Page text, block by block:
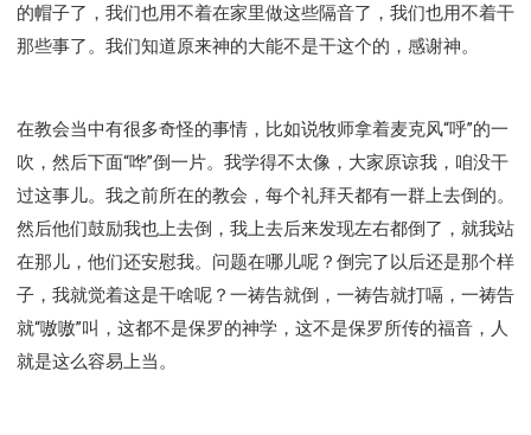
的帽子了，我们也用不着在家里做这些隔音了，我们也用不着干
那些事了。我们知道原来神的大能不是干这个的，感谢神。
在教会当中有很多奇怪的事情，比如说牧师拿着麦克风“呼”的一
吹，然后下面“哗”倒一片。我学得不太像，大家原谅我，咱没干
过这事儿。我之前所在的教会，每个礼拜天都有一群上去倒的。
然后他们鼓励我也上去倒，我上去后来发现左右都倒了，就我站
在那儿，他们还安慰我。问题在哪儿呢？倒完了以后还是那个样
子，我就觉着这是干啥呢？一祷告就倒，一祷告就打嗝，一祷告
就“嗷嗷”叫，这都不是保罗的神学，这不是保罗所传的福音，人
就是这么容易上当。